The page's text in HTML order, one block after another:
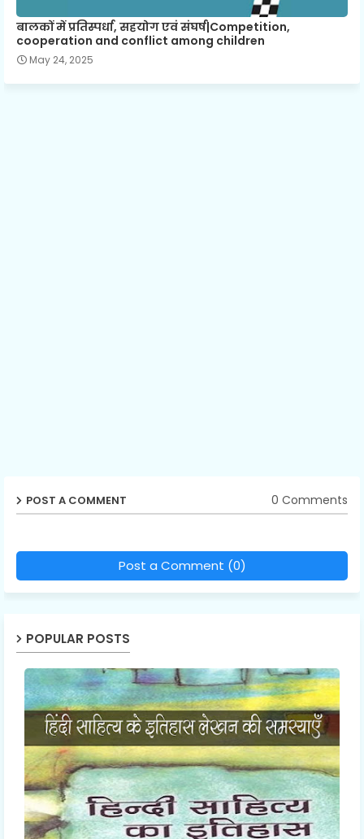
बालकों में प्रतिस्पर्धा, सहयोग एवं संघर्ष|Competition,
cooperation and conflict among children
May 24, 2025
POST A COMMENT 0 Comments
Post a Comment (0)
POPULAR POSTS